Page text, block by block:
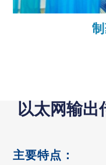
以太网输
主要特点：